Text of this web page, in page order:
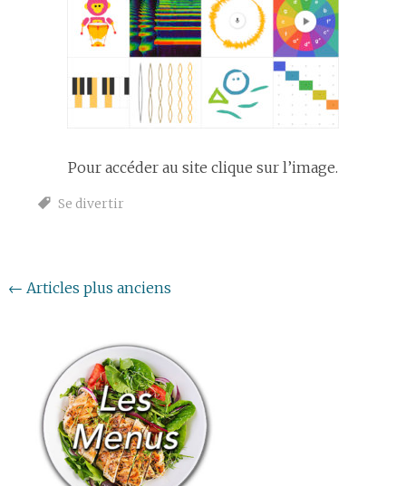
Pour accéder au site clique sur l’image.
Se divertir
Navigation
articles
← Articles plus anciens